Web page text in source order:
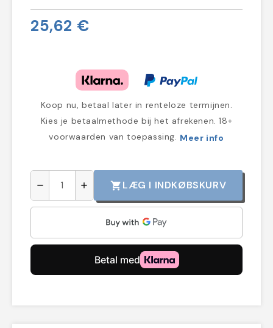
25,62 €
Koop nu, betaal later in renteloze termijnen.
Kies je betaalmethode bij het afrekenen. 18+
voorwaarden van toepassing. Meer info
remove add shopping_cart LÆG I INDKØBSKURV